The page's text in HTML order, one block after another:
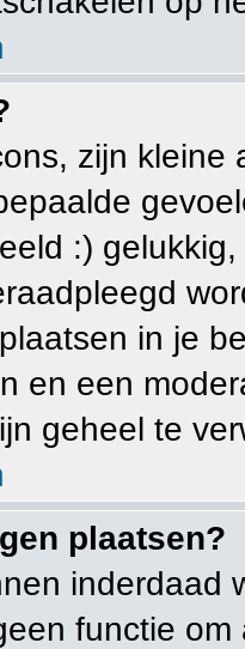
zijn
:)
in je
en een
geheel te
plaatsen?
inderdaad
functie